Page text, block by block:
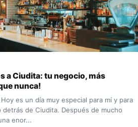
a Ciudita: tu negocio, más
nunca!
es un día muy especial para mí y para
de Ciudita. Después de mucho
enor...